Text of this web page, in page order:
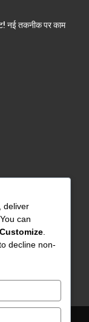
नई तकनीक पर काम
deliver
can
Customize
decline non-